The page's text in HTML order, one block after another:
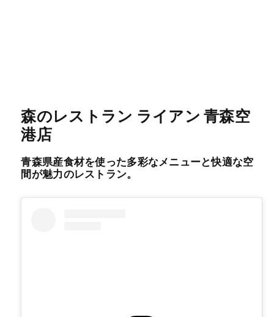
森のレストラン ライアン 青森空
港店
青森県産食材を使った多彩なメニューと快適な空
間が魅力のレストラン。